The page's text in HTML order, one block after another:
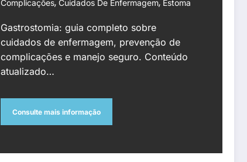
Complicações Cuidados De Enfermagem Estoma
Gastrostomia: guia completo sobre
cuidados de enfermagem, prevenção de
complicações e manejo seguro. Conteúdo
atualizado…
Consulte mais informação